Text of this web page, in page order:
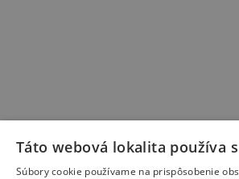
Táto webová lokalita používa
Súbory cookie používame na prispôsobenie